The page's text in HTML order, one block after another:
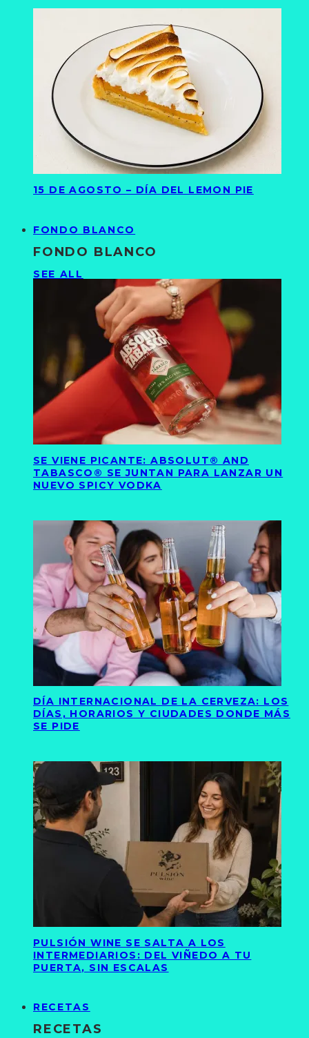
15 DE AGOSTO – DÍA DEL LEMON PIE
FONDO BLANCO
FONDO BLANCO
SEE ALL
SE VIENE PICANTE: ABSOLUT® AND
TABASCO® SE JUNTAN PARA LANZAR UN
NUEVO SPICY VODKA
DÍA INTERNACIONAL DE LA CERVEZA: LOS
DÍAS, HORARIOS Y CIUDADES DONDE MÁS
SE PIDE
PULSIÓN WINE SE SALTA A LOS
INTERMEDIARIOS: DEL VIÑEDO A TU
PUERTA, SIN ESCALAS
RECETAS
RECETAS